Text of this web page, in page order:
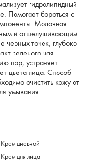
гидролипидный
Помогает бороться с
Молочная
и отшелушивающим
черных точек, глубоко
зеленого чая
пор, устраняет
цвета лица. Способ
очистить кожу от
умывания.
Крем дневной
Крем для лица